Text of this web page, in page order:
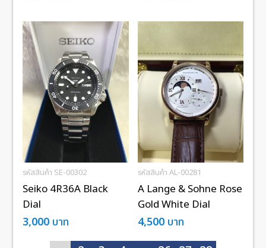
รหัสสินค้า SE-00302
Seiko 4R36A Black
Dial
3,000 บาท
รหัสสินค้า AL-00281
A Lange & Sohne Rose
Gold White Dial
4,500 บาท